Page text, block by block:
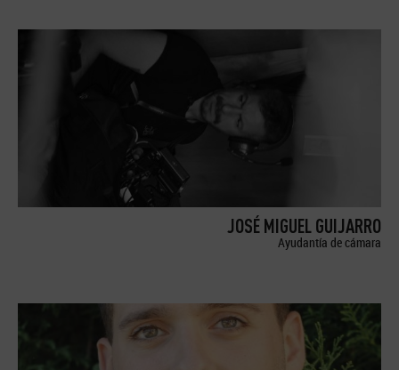
JOSÉ MIGUEL GUIJARRO
Ayudantía de cámara